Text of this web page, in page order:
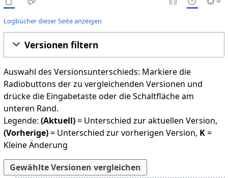
Logbücher dieser Seite anzeigen
Versionen filtern
Auswahl des Versionsunterschieds: Markiere die
Radiobuttons der zu vergleichenden Versionen und
drücke die Eingabetaste oder die Schaltfläche am
unteren Rand.
Legende: (Aktuell)= Unterschied zur aktuellen Version,
(Vorherige)= Unterschied zur vorherigen Version, K=
Kleine Änderung